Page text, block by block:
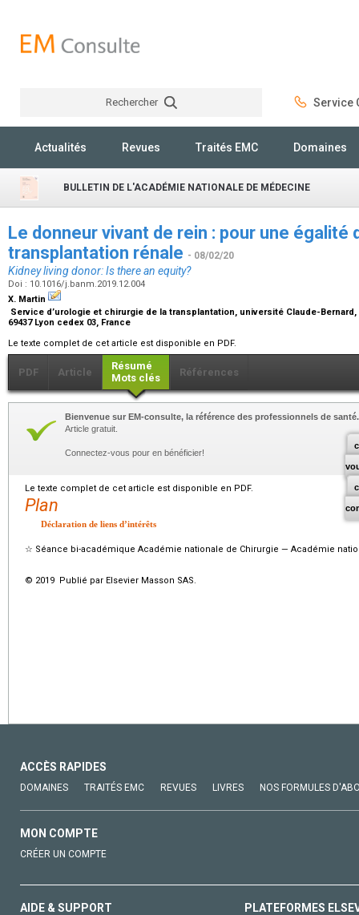
Rechercher Service
Actualités Revues Traités EMC Domaines
BULLETIN DE L'ACADÉMIE NATIONALE DE MÉDECINE
Le donneur vivant de rein : pour une égalité
transplantation rénale - 08/02/20
Kidney living donor: Is there an equity?
Doi : 10.1016/j.banm.2019.12.004
X. Martin
Service d’urologie et chirurgie de la transplantation, université Claude-Bernard,
69437 Lyon cedex 03, France
Le texte complet de cet article est disponible en PDF.
PDF Article
Résumé
Mots clés
Références
Bienvenue sur EM-consulte, la référence des professionnels de santé.
Article gratuit.
Connectez-vous pour en bénéficier!
Le texte complet de cet article est disponible en PDF.
Plan
Déclaration de liens d’intérêts
☆ Séance bi-académique Académie nationale de Chirurgie — Académie
© 2019 Publié par Elsevier Masson SAS.
ACCÈS RAPIDES
DOMAINES TRAITÉS EMC REVUES LIVRES NOS FORMULES
MON COMPTE
CRÉER UN COMPTE
AIDE & SUPPORT PLATEFORMES